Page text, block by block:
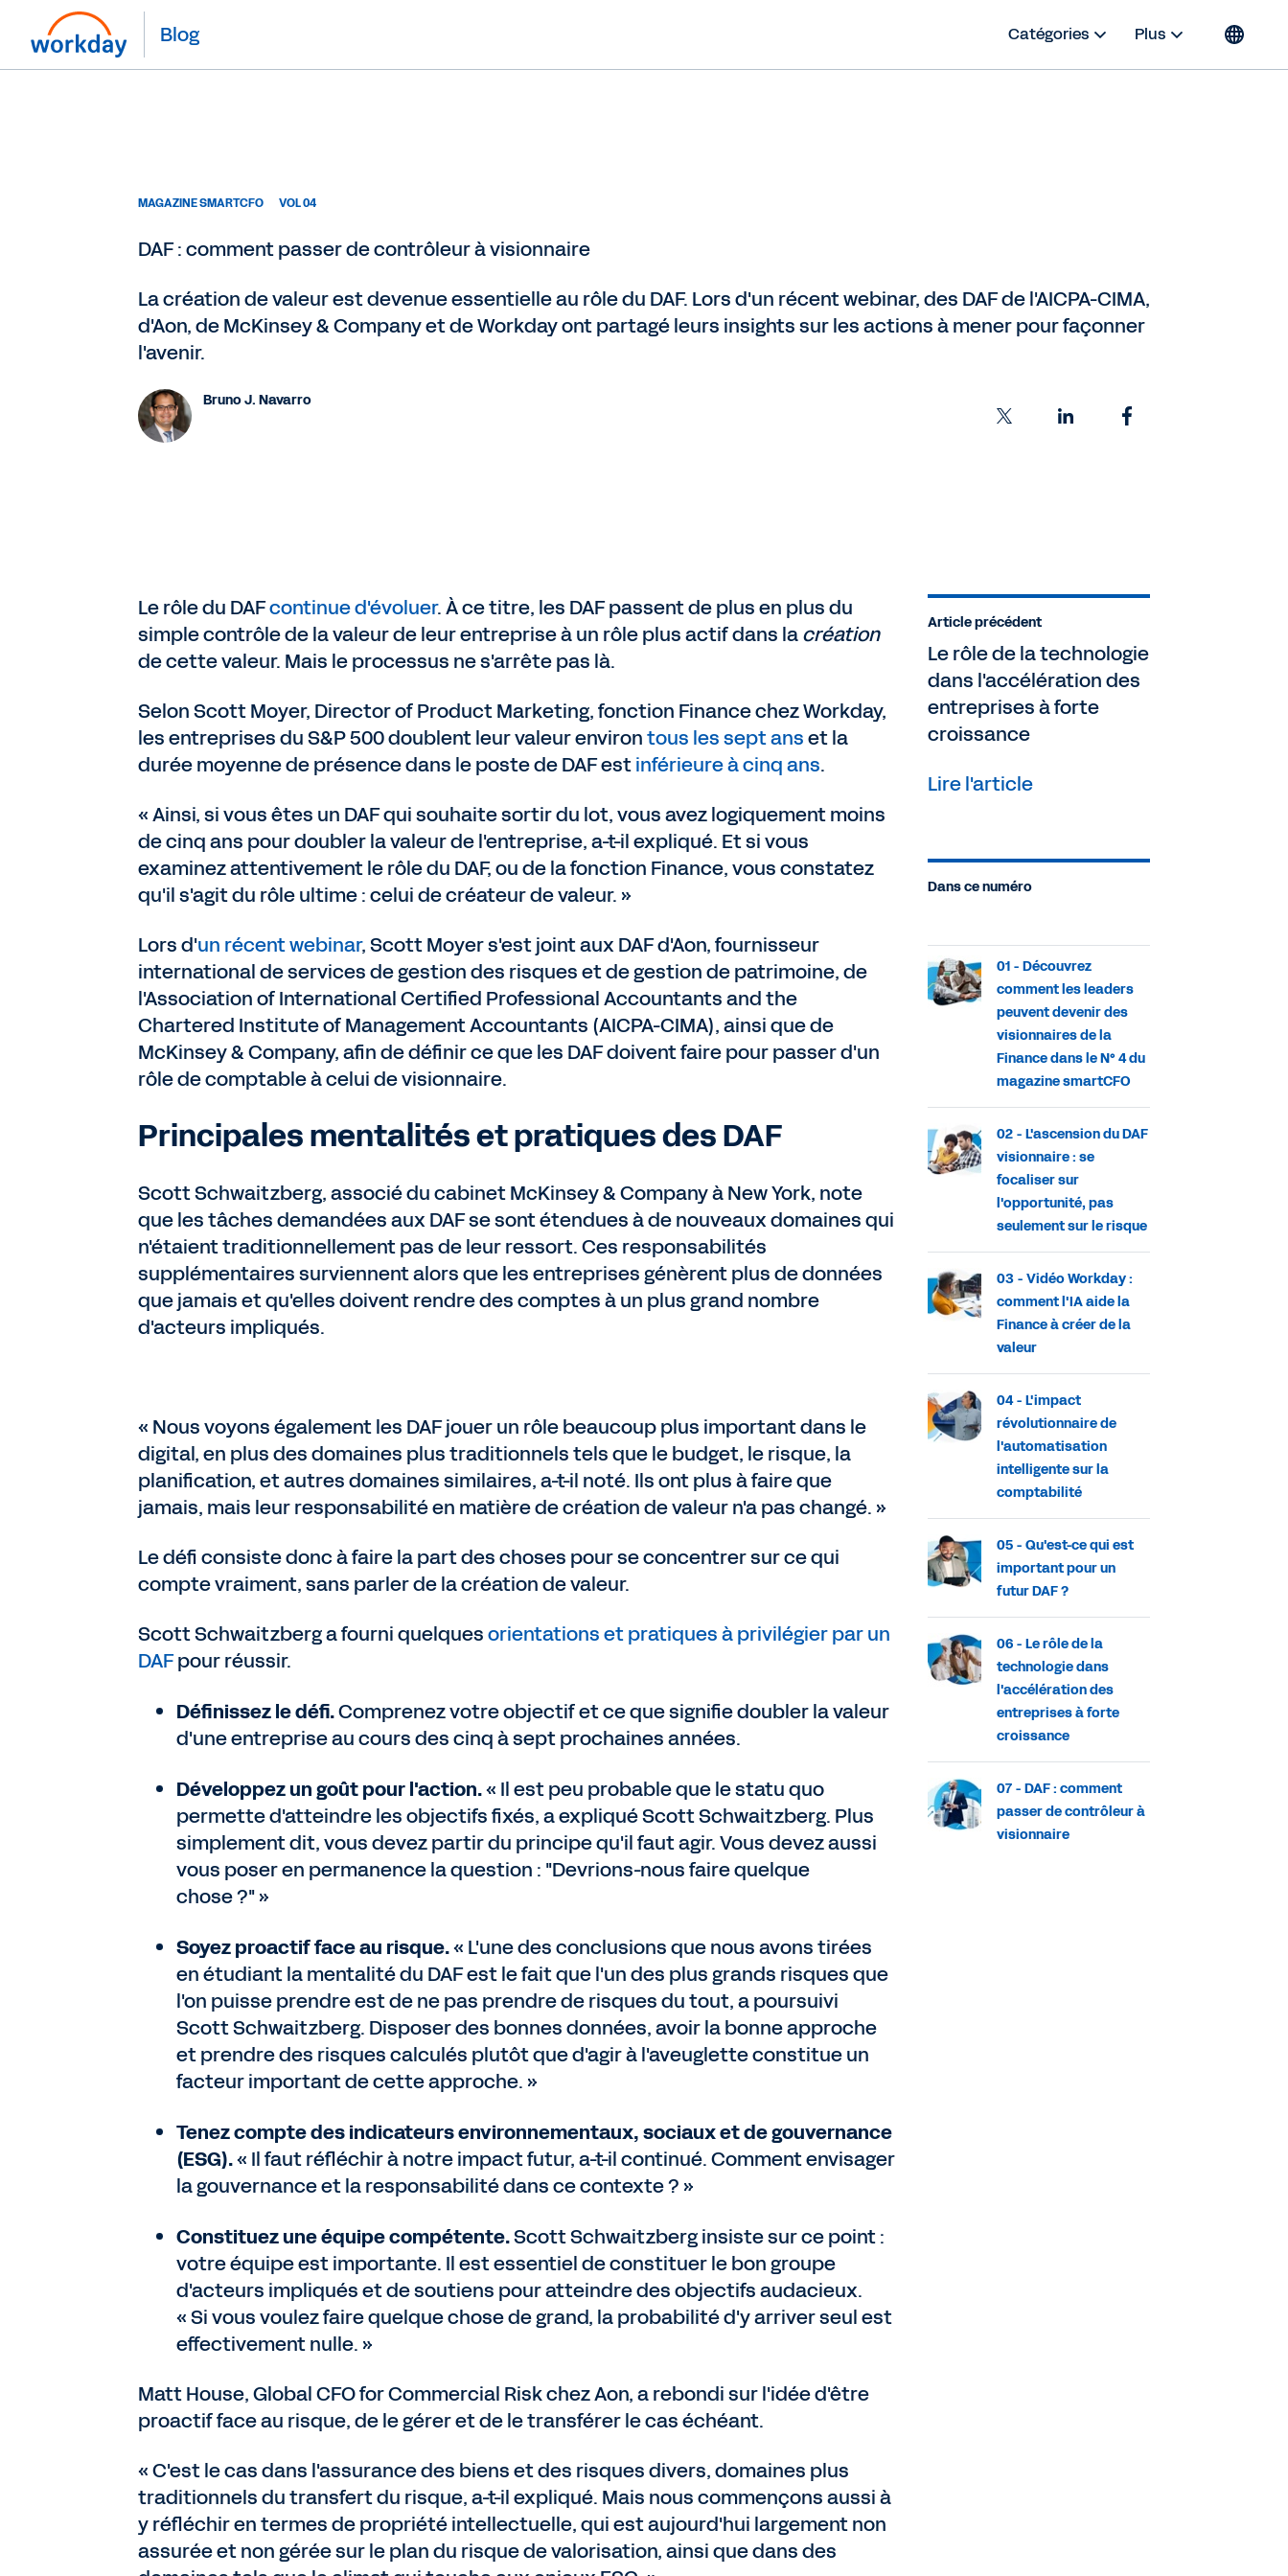
Blog Catégories Plus
MAGAZINE SMARTCFO VOL 04
DAF : comment passer de contrôleur à visionnaire
La création de valeur est devenue essentielle au rôle du DAF. Lors d'un récent webinar, des DAF de l'AICPA-CIMA,
d'Aon, de McKinsey & Company et de Workday ont partagé leurs insights sur les actions à mener pour façonner
l'avenir.
Bruno J. Navarro
Le rôle du DAFcontinue d'évoluer. À ce titre, les DAF passent de plus en plus du
simple contrôle de la valeur de leur entreprise à un rôle plus actif dans lacréation
de cette valeur. Mais le processus ne s'arrête pas là.
Selon Scott Moyer, Director of Product Marketing, fonction Finance chez Workday,
les entreprises du S&P 500 doublent leur valeur environtous les sept anset la
durée moyenne de présence dans le poste de DAF estinférieure à cinq ans.
« Ainsi, si vous êtes un DAF qui souhaite sortir du lot, vous avez logiquement moins
de cinq ans pour doubler la valeur de l'entreprise, a-t-il expliqué. Et si vous
examinez attentivement le rôle du DAF, ou de la fonction Finance, vous constatez
qu'il s'agit du rôle ultime : celui de créateur de valeur. »
Lors d'un récent webinar, Scott Moyer s'est joint aux DAF d'Aon, fournisseur
international de services de gestion des risques et de gestion de patrimoine, de
l'Association of International Certified Professional Accountants and the
Chartered Institute of Management Accountants (AICPA-CIMA), ainsi que de
McKinsey & Company, afin de définir ce que les DAF doivent faire pour passer d'un
rôle de comptable à celui de visionnaire.
Principales mentalités et pratiques des DAF
Scott Schwaitzberg, associé du cabinet McKinsey & Company à New York, note
que les tâches demandées aux DAF se sont étendues à de nouveaux domaines qui
n'étaient traditionnellement pas de leur ressort. Ces responsabilités
supplémentaires surviennent alors que les entreprises génèrent plus de données
que jamais et qu'elles doivent rendre des comptes à un plus grand nombre
d'acteurs impliqués.
« Nous voyons également les DAF jouer un rôle beaucoup plus important dans le
digital, en plus des domaines plus traditionnels tels que le budget, le risque, la
planification, et autres domaines similaires, a-t-il noté. Ils ont plus à faire que
jamais, mais leur responsabilité en matière de création de valeur n'a pas changé. »
Le défi consiste donc à faire la part des choses pour se concentrer sur ce qui
compte vraiment, sans parler de la création de valeur.
Scott Schwaitzberg a fourni quelquesorientations et pratiques à privilégier par un
DAFpour réussir.
Définissez le défi.Comprenez votre objectif et ce que signifie doubler la valeur
d'une entreprise au cours des cinq à sept prochaines années.
Développez un goût pour l'action.« Il est peu probable que le statu quo
permette d'atteindre les objectifs fixés, a expliqué Scott Schwaitzberg. Plus
simplement dit, vous devez partir du principe qu'il faut agir. Vous devez aussi
vous poser en permanence la question : "Devrions-nous faire quelque
chose ?" »
Soyez proactif face au risque.« L'une des conclusions que nous avons tirées
en étudiant la mentalité du DAF est le fait que l'un des plus grands risques que
l'on puisse prendre est de ne pas prendre de risques du tout, a poursuivi
Scott Schwaitzberg. Disposer des bonnes données, avoir la bonne approche
et prendre des risques calculés plutôt que d'agir à l'aveuglette constitue un
facteur important de cette approche. »
Tenez compte des indicateurs environnementaux, sociaux et de gouvernance
(ESG).« Il faut réfléchir à notre impact futur, a-t-il continué. Comment envisager
la gouvernance et la responsabilité dans ce contexte ? »
Constituez une équipe compétente.Scott Schwaitzberg insiste sur ce point :
votre équipe est importante. Il est essentiel de constituer le bon groupe
d'acteurs impliqués et de soutiens pour atteindre des objectifs audacieux.
« Si vous voulez faire quelque chose de grand, la probabilité d'y arriver seul est
effectivement nulle. »
Matt House, Global CFO for Commercial Risk chez Aon, a rebondi sur l'idée d'être
proactif face au risque, de le gérer et de le transférer le cas échéant.
« C'est le cas dans l'assurance des biens et des risques divers, domaines plus
traditionnels du transfert du risque, a-t-il expliqué. Mais nous commençons aussi à
y réfléchir en termes de propriété intellectuelle, qui est aujourd'hui largement non
assurée et non gérée sur le plan du risque de valorisation, ainsi que dans des
Article précédent
Le rôle de la technologie
dans l'accélération des
entreprises à forte
croissance
Lire l'article
Dans ce numéro
01 - Découvrez
comment les leaders
peuvent devenir des
visionnaires de la
Finance dans le N° 4 du
magazine smartCFO
02 - L'ascension du DAF
visionnaire : se
focaliser sur
l'opportunité, pas
seulement sur le risque
03 - Vidéo Workday :
comment l'IA aide la
Finance à créer de la
valeur
04 - L'impact
révolutionnaire de
l'automatisation
intelligente sur la
comptabilité
05 - Qu'est-ce qui est
important pour un
futur DAF ?
06 - Le rôle de la
technologie dans
l'accélération des
entreprises à forte
croissance
07 - DAF : comment
passer de contrôleur à
visionnaire